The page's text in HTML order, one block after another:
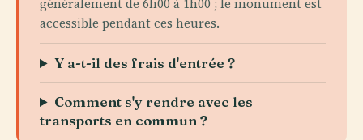
généralement de 6h00 à 1h00 ; le monument est
accessible pendant ces heures.
Y a-t-il des frais d'entrée ?
Comment s'y rendre avec les
transports en commun ?